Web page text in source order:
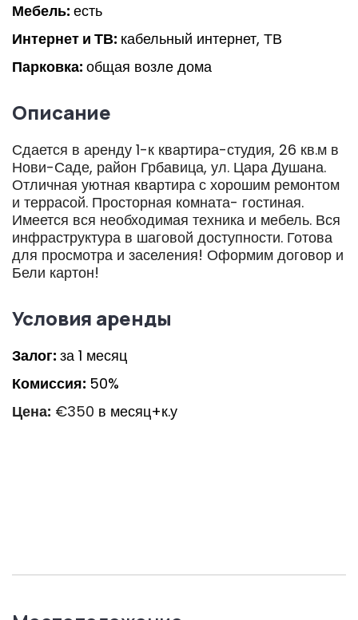
Мебель: есть
Интернет и ТВ: кабельный интернет, ТВ
Парковка: общая возле дома
Описание
Сдается в аренду 1-к квартира-студия, 26 кв.м в
Нови-Саде, район Грбавица, ул. Цара Душана.
Отличная уютная квартира с хорошим ремонтом
и террасой. Просторная комната- гостиная.
Имеется вся необходимая техника и мебель. Вся
инфраструктура в шаговой доступности. Готова
для просмотра и заселения! Оформим договор и
Бели картон!
Условия аренды
Залог: за 1 месяц
Комиссия: 50%
Цена: €350 в месяц+к.у